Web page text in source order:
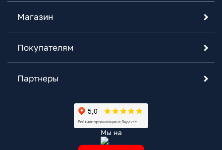
Магазин
Покупателям
Партнеры
Мы на